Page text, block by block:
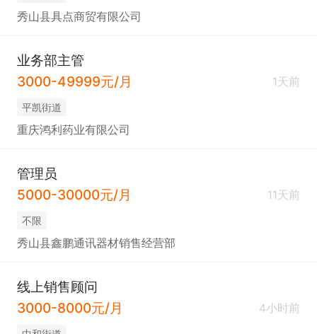
秀山县具点商贸有限公司
业务部主管
3000-49999元/月
1天前
平凯街道
重庆鸿利药业有限公司
管理员
5000-30000元/月
11天前
不限
秀山县鑫鹏通讯器材销售经营部
线上销售顾问
3000-8000元/月
4小时前